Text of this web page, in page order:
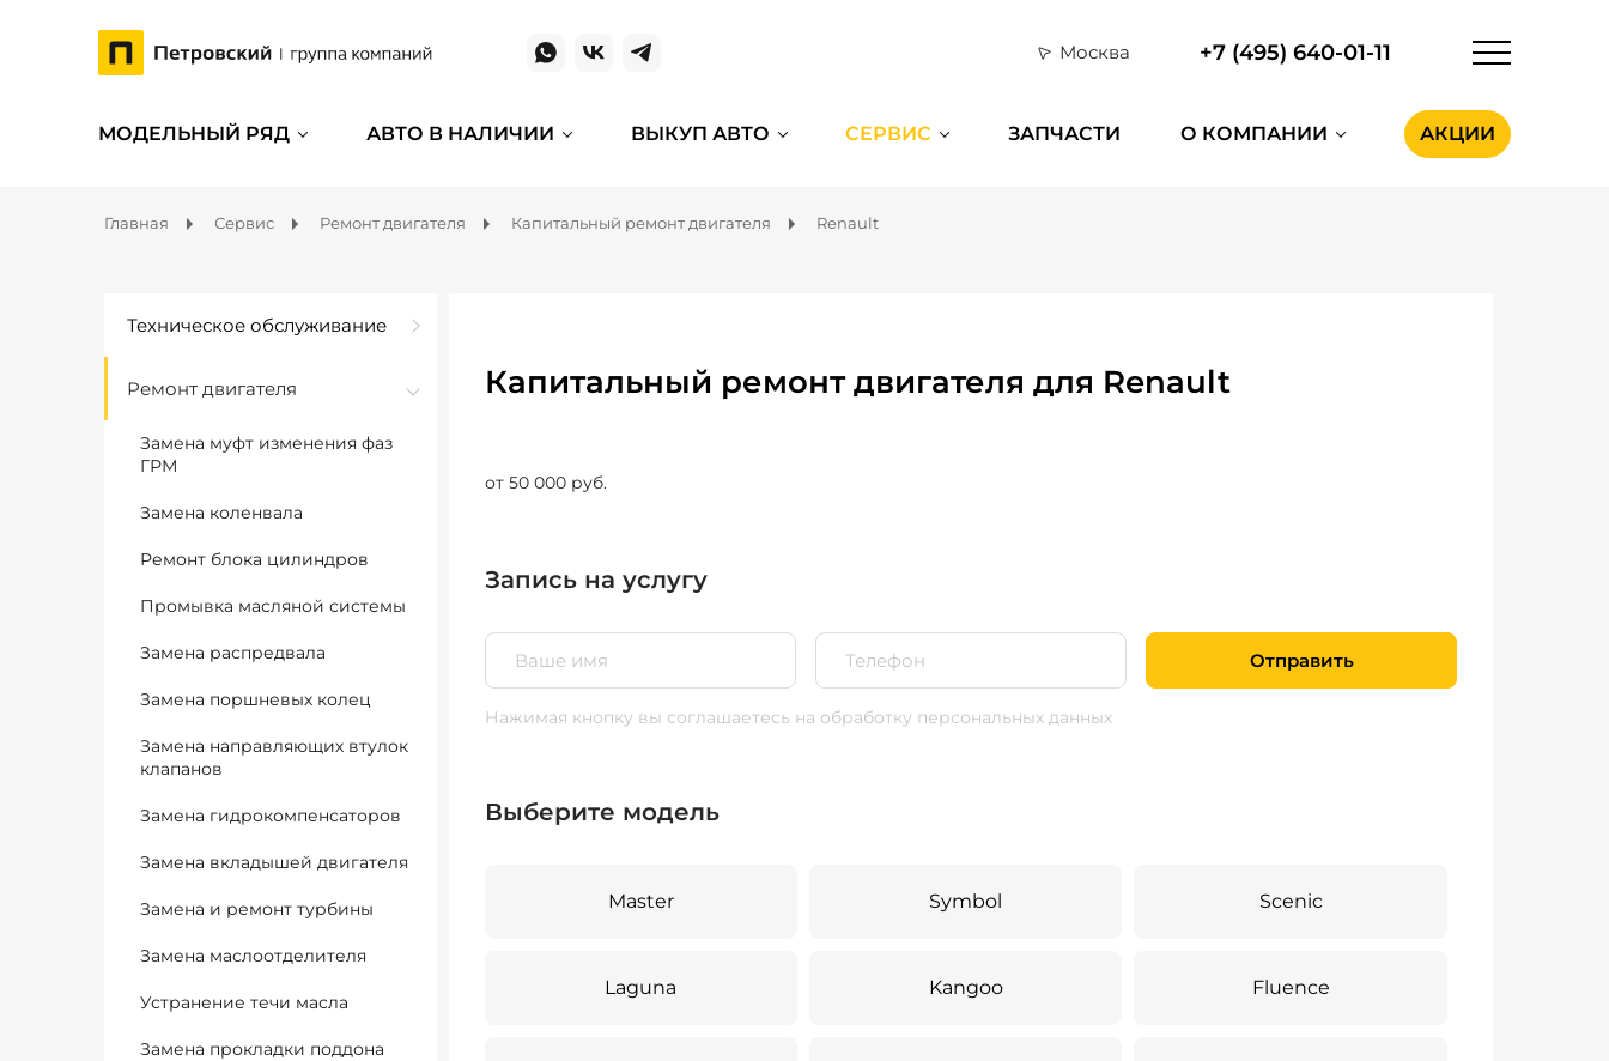
Москва +7 (495) 640-01-11
МОДЕЛЬНЫЙ РЯД АВТО В НАЛИЧИИ ВЫКУП АВТО СЕРВИС ЗАПЧАСТИ О КОМПАНИИ АКЦИИ
Главная Сервис Ремонт двигателя Капитальный ремонт двигателя Renault
Техническое обслуживание
Ремонт двигателя
Замена муфт изменения фаз
ГРМ
Замена коленвала
Ремонт блока цилиндров
Промывка масляной системы
Замена распредвала
Замена поршневых колец
Замена направляющих втулок
клапанов
Замена гидрокомпенсаторов
Замена вкладышей двигателя
Замена и ремонт турбины
Замена маслоотделителя
Устранение течи масла
Замена прокладки поддона
Капитальный ремонт двигателя для Renault
от 50 000 руб.
Запись на услугу
Отправить
Нажимая кнопку вы соглашаетесь на обработку персональных данных
Выберите модель
Master Symbol Scenic
Laguna Kangoo Fluence